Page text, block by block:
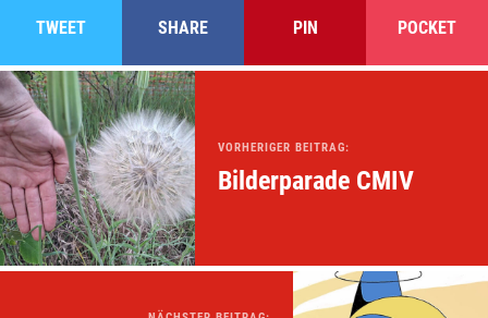
TWEET SHARE PIN POCKET
VORHERIGER BEITRAG:
Bilderparade CMIV